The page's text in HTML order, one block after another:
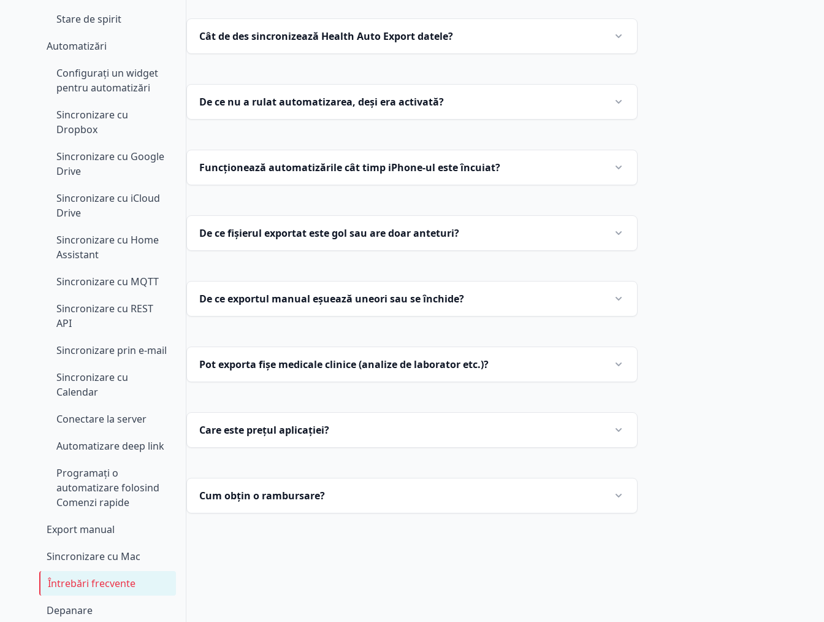
Stare de spirit
Automatizări
Configurați un widget
pentru automatizări
Sincronizare cu
Dropbox
Sincronizare cu Google
Drive
Sincronizare cu iCloud
Drive
Sincronizare cu Home
Assistant
Sincronizare cu MQTT
Sincronizare cu REST
API
Sincronizare prin e-mail
Sincronizare cu
Calendar
Conectare la server
Automatizare deep link
Programați o
automatizare folosind
Comenzi rapide
Export manual
Sincronizare cu Mac
Întrebări frecvente
Depanare
Cât de des sincronizează Health Auto Export datele?
De ce nu a rulat automatizarea, deși era activată?
Funcționează automatizările cât timp iPhone-ul este încuiat?
De ce fișierul exportat este gol sau are doar anteturi?
De ce exportul manual eșuează uneori sau se închide?
Pot exporta fișe medicale clinice (analize de laborator etc.)?
Care este prețul aplicației?
Cum obțin o rambursare?